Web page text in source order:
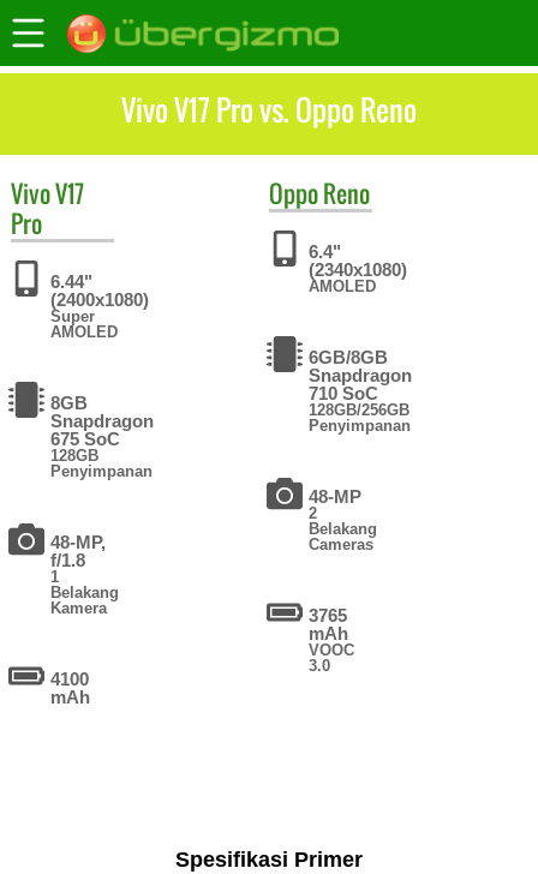
Vivo V17 Pro vs. Oppo Reno
VivoV17
Pro
6.44"
(2400x1080)
Super
AMOLED
8GB
Snapdragon
675 SoC
128GB
Penyimpanan
48-MP,
f/1.8
1
Belakang
Kamera
4100
mAh
OppoReno
6.4"
(2340x1080)
AMOLED
6GB/8GB
Snapdragon
710 SoC
128GB/256GB
Penyimpanan
48-MP
2
Belakang
Cameras
3765
mAh
VOOC
3.0
Spesifikasi Primer